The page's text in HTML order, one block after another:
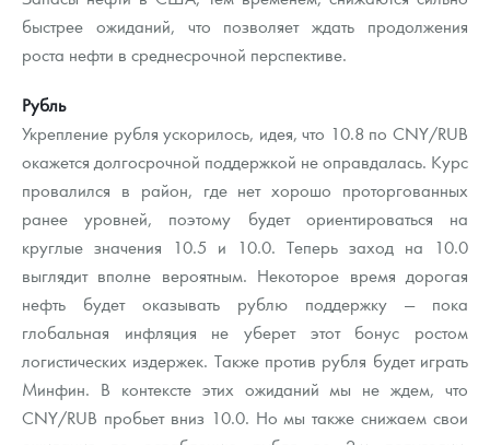
Русская нумизматика
Золотая карманная галерея
Наборы подарочных и коллекционных монет
Монеты и жетоны из недрагоценных металлов
Книги по нумизматике
быстрее ожиданий, что позволяет ждать продолжения
роста нефти в среднесрочной перспективе.
Рубль
Укрепление рубля ускорилось, идея, что 10.8 по CNY/RUB
окажется долгосрочной поддержкой не оправдалась. Курс
провалился в район, где нет хорошо проторгованных
ранее уровней, поэтому будет ориентироваться на
круглые значения 10.5 и 10.0. Теперь заход на 10.0
выглядит вполне вероятным. Некоторое время дорогая
нефть будет оказывать рублю поддержку — пока
глобальная инфляция не уберет этот бонус ростом
логистических издержек. Также против рубля будет играть
Минфин. В контексте этих ожиданий мы не ждем, что
CNY/RUB пробьет вниз 10.0. Но мы также снижаем свои